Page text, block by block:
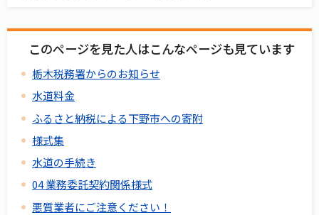
このページを見た人はこんなページも見ています
栃木税務署からのお知らせ
水道料金
ふるさと納税による下野市への寄附
様式集
水道の手続き
04 業務委託契約関係様式
悪質業者にご注意ください！